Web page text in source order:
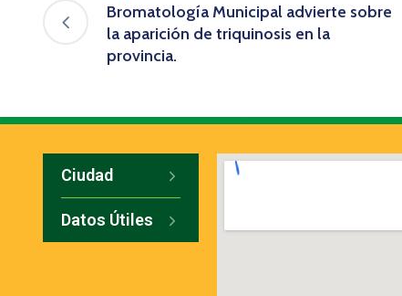
Bromatología Municipal advierte sobre
la aparición de triquinosis en la
provincia.
Ciudad
Datos Útiles